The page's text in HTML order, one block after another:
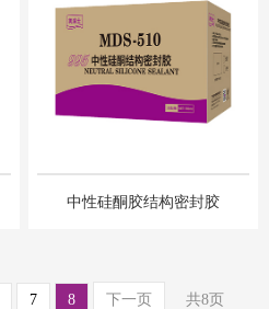
中性硅酮胶结构密封胶
7 8 下一页 共8页